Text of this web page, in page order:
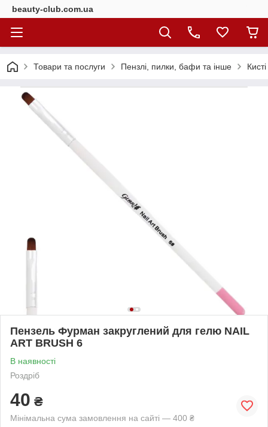
beauty-club.com.ua
Товари та послуги Пензлі, пилки, бафи та інше
Пензель Фурман закруглений для гелю NAIL
ART BRUSH 6
В наявності
Роздріб
40 ₴
Мінімальна сума замовлення на сайті — 400 ₴